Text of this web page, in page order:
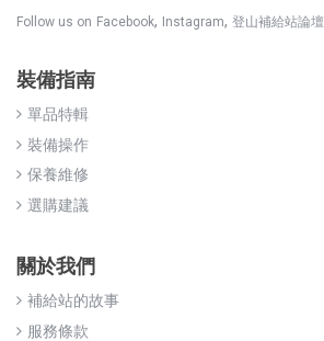
Follow us on Facebook, Instagram, 登山補給站論壇
裝備指南
單品特輯
裝備操作
保養維修
選購建議
關於我們
補給站的故事
服務條款